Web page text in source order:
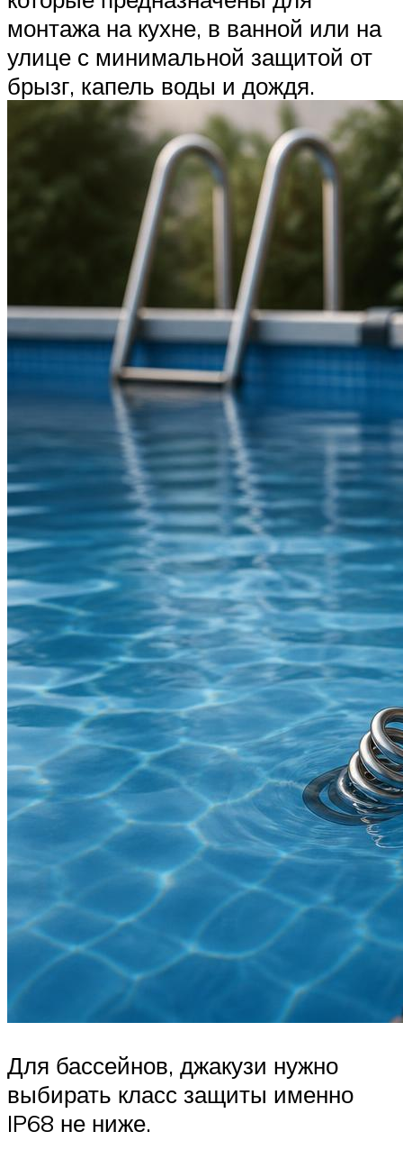
монтажа на кухне, в ванной или на
улице с минимальной защитой от
брызг, капель воды и дождя.
Для бассейнов, джакузи нужно
выбирать класс защиты именно
IP68 не ниже.